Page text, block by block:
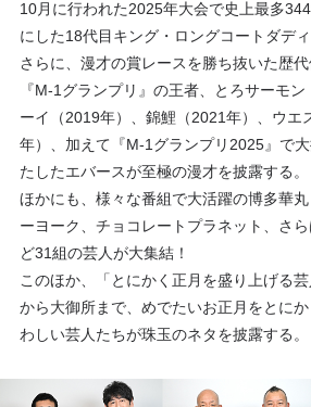
10月に行われた2025年大会で史上最多
にした18代目キング・ロングコートダディ
さらに、漫才の賞レースを勝ち抜いた歴代
『M-1グランプリ』の王者、とろサーモ
ーイ（2019年）、錦鯉（2021年）、ウエ
年）、加えて『M-1グランプリ2025』で
たしたエバースが至極の漫才を披露する。
ほかにも、様々な番組で大活躍の博多華
ーヨーク、チョコレートプラネット、さ
ど31組の芸人が大集結！
このほか、「とにかく正月を盛り上げる
から大御所まで、めでたいお正月をとに
わしい芸人たちが珠玉のネタを披露する。